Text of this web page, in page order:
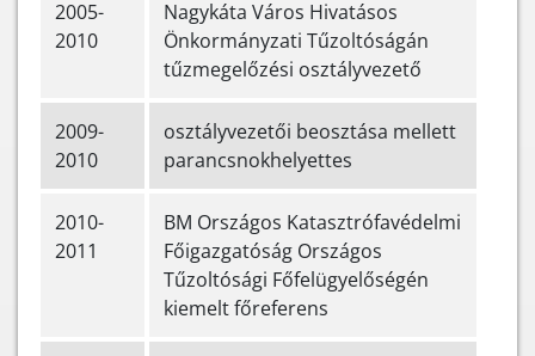
2005-
2010
Nagykáta Város Hivatásos
Önkormányzati Tűzoltóságán
tűzmegelőzési osztályvezető
2009-
2010
osztályvezetői beosztása mellett
parancsnokhelyettes
2010-
2011
BM Országos Katasztrófavédelmi
Főigazgatóság Országos
Tűzoltósági Főfelügyelőségén
kiemelt főreferens